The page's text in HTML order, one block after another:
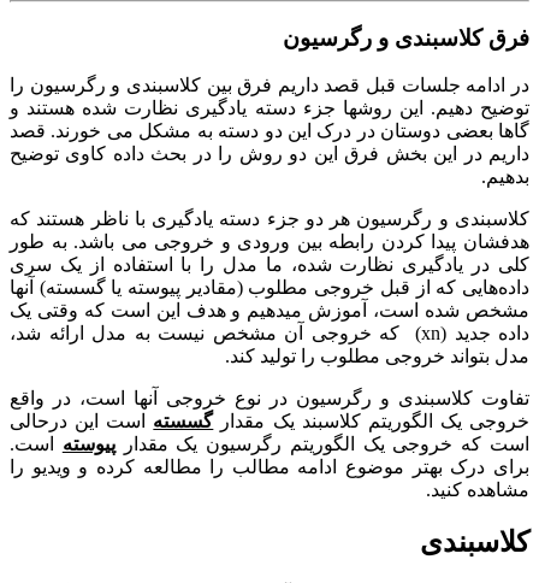
فرق کلاسبندی و رگرسیون
در ادامه جلسات قبل قصد داریم فرق بین کلاسبندی و رگرسیون را
توضیح دهیم. این روشها جزء دسته یادگیری نظارت شده هستند و
گاها بعضی دوستان در درک این دو دسته به مشکل می خورند. قصد
داریم در این بخش فرق این دو روش را در بحث داده کاوی توضیح
بدهیم.
کلاسبندی و رگرسیون هر دو جزء دسته یادگیری با ناظر هستند که
هدفشان پیدا کردن رابطه بین ورودی و خروجی می باشد. به طور
کلی در یادگیری نظارت شده، ما مدل را با استفاده از یک سری
داده‌هایی که از قبل خروجی مطلوب (مقادیر پیوسته یا گسسته) آنها
مشخص شده است، آموزش میدهیم و هدف این است که وقتی یک
داده جدید (xn) که خروجی آن مشخص نیست به مدل ارائه شد،
مدل بتواند خروجی مطلوب را تولید کند.
تفاوت کلاسبندی و رگرسیون در نوع خروجی آنها است، در واقع
خروجی یک الگوریتم کلاسبند یک مقدارگسسته است این درحالی
است که خروجی یک الگوریتم رگرسیون یک مقدارپیوسته است.
برای درک بهتر موضوع ادامه مطالب را مطالعه کرده و ویدیو را
مشاهده کنید.
کلاسبندی